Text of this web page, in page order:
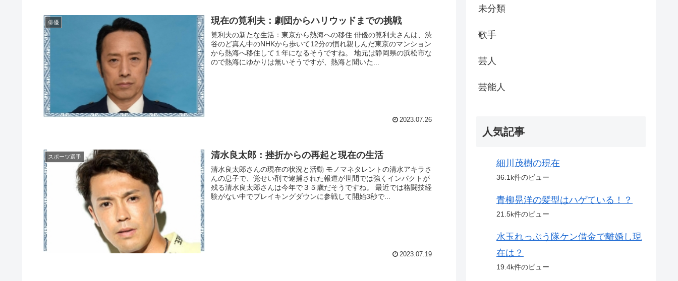
俳優 現在の筧利夫：劇団からハリウッドまでの挑戦
筧利夫の新たな生活：東京から熱海への移住 俳優の筧利夫さんは、渋
谷のど真ん中のNHKから歩いて12分の慣れ親しんだ東京のマンション
から熱海へ移住して１年になるそうですね。 地元は静岡県の浜松市な
ので熱海にゆかりは無いそうですが、熱海と聞いた...
2023.07.26
スポーツ選手 清水良太郎：挫折からの再起と現在の生活
清水良太郎さんの現在の状況と活動 モノマネタレントの清水アキラさ
んの息子で、覚せい剤で逮捕された報道が世間では強くインパクトが
残る清水良太郎さんは今年で３５歳だそうですね。 最近では格闘技経
験がない中でブレイキングダウンに参戦して開始3秒で...
2023.07.19
未分類
歌手
芸人
芸能人
人気記事
細川茂樹の現在
36.1k件のビュー
青柳晃洋の髪型はハゲている！？
21.5k件のビュー
水玉れっぷう隊ケン借金で離婚し現
在は？
19.4k件のビュー